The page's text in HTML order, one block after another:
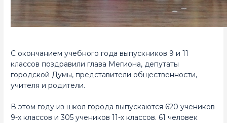
С окончанием учебного года выпускников 9 и 11
классов поздравили глава Мегиона, депутаты
городской Думы, представители общественности,
учителя и родители.
В этом году из школ города выпускаются 620 учеников
9-х классов и 305 учеников 11-х классов. 61 человек